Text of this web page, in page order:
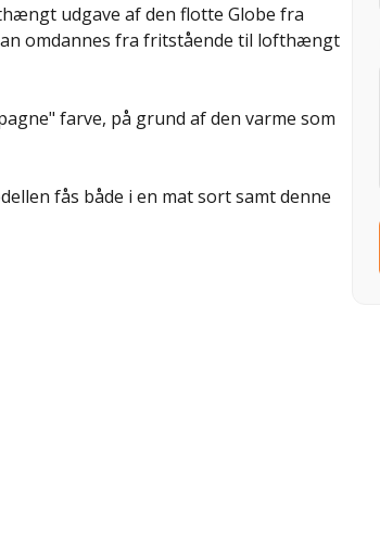
udgave af den flotte Globe fra
omdannes fra fritstående til lofthængt
farve, på grund af den varme som
fås både i en mat sort samt denne